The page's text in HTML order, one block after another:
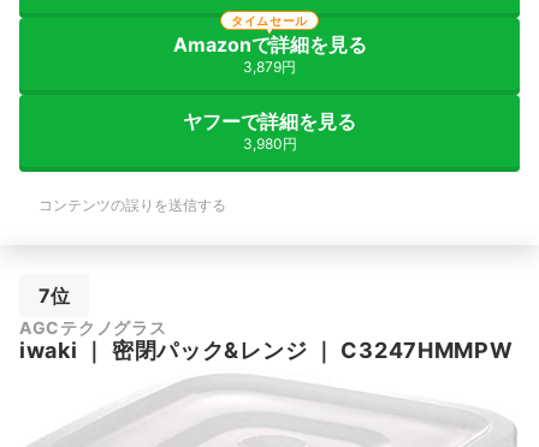
Amazonで詳細を見る
3,879円
タイムセール
ヤフーで詳細を見る
3,980円
コンテンツの誤りを送信する
7位
AGCテクノグラス
iwaki ｜ 密閉パック&レンジ ｜ C3247HMMPW